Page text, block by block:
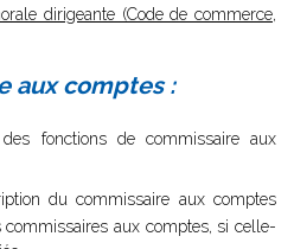
dirigeante (Code de commerce,
aux comptes :
des fonctions de commissaire aux
du commissaire aux comptes
aux comptes, si celle-